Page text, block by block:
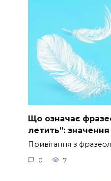
Що означає
летить”:
Привітання з
0 7